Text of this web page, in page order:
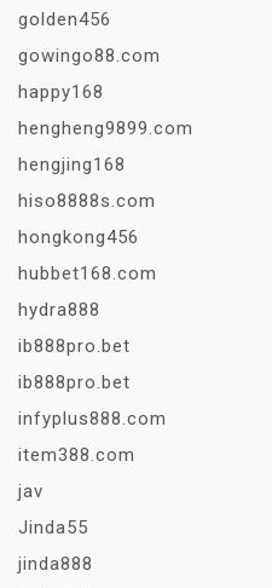
golden456
gowingo88.com
happy168
hengheng9899.com
hengjing168
hiso8888s.com
hongkong456
hubbet168.com
hydra888
ib888pro.bet
ib888pro.bet
infyplus888.com
item388.com
jav
Jinda55
jinda888